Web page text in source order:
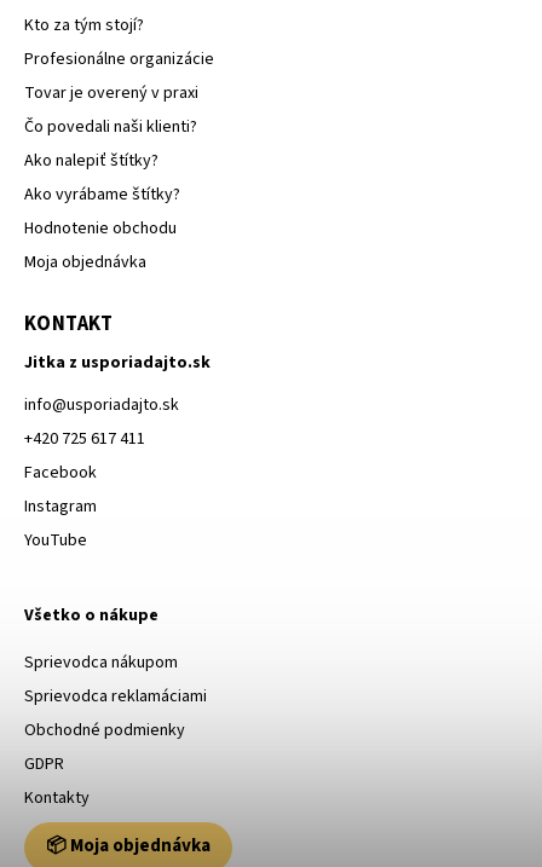
Kto za tým stojí?
Profesionálne organizácie
Tovar je overený v praxi
Čo povedali naši klienti?
Ako nalepiť štítky?
Ako vyrábame štítky?
Hodnotenie obchodu
Moja objednávka
KONTAKT
Jitka z usporiadajto.sk
info@usporiadajto.sk
+420 725 617 411
Facebook
Instagram
YouTube
Všetko o nákupe
Sprievodca nákupom
Sprievodca reklamáciami
Obchodné podmienky
GDPR
Kontakty
📦 Moja objednávka